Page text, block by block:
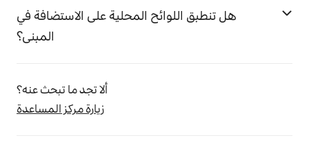
هل تنطبق اللوائح المحلية على الاستضافة في
المبنى؟
ألا تجد ما تبحث عنه؟
زيارة مركز المساعدة